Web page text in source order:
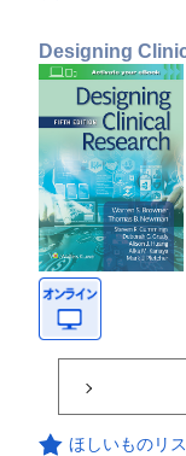
Designing
ほしいものリ